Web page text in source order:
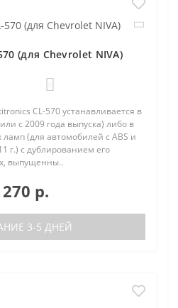
(для Chevrolet NIVA)
CL-570 устанавливается в
с 2009 года выпуска) либо в
(для автомобилей с ABS и
г.) с дублированием его
выпущенны..
р.
3-5 ДНЕЙ